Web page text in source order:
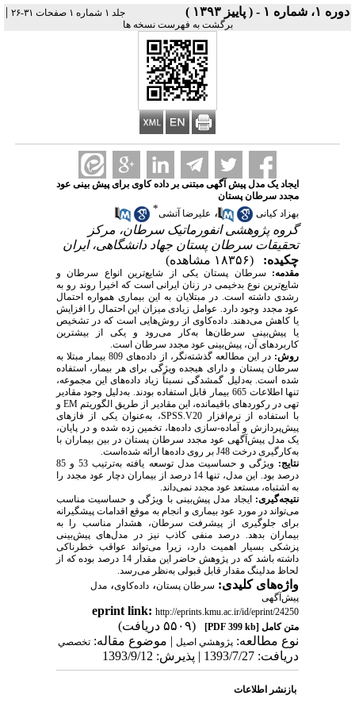
دوره ۱، شماره ۱ - ( پاییز ۱۳۹۳ ) جلد ۱ شماره ۱ صفحات ۳۱-۲۶ |
برگشت به فهرست نسخه ها
ایجاد یک مدل پیش­ آگهی مبتنی بر داده­ کاوی برای پیش­ بینی عود
مجدد سرطان پستان
بهزاد کیانی
، علیرضا آتشی*
گروه پژوهشی انفورماتیک سرطان، مرکز
تحقیقات سرطان پستان جهاد دانشگاهی، ایران
چکیده:
(۱۸۳۵۶ مشاهده)
مقدمه: سرطان پستان یکی از شایع‌ترین انواع سرطان و
شایع‌ترین نوع بدخیمی در زنان ایرانی است که اخیرا روند رو به
رشدی داشته است. در مبتلایان به این بیماری همواره احتمال
عود مجدد وجود دارد. عوامل زیادی میزان این احتمال را افزایش
یا کاهش می‌دهند. داده‌کاوی از روش‌هایی است که در تشخیص
یا پیش‌بینی سرطان‌ها به‌کار می‌رود و یکی از بیشترین
کاربردهای آن، پیش‌بینی عود مجدد سرطان است.
روش:
در این مطالعه گذشته‌نگر، از داده‌های 809 بیمار مبتلا به
سرطان پستان و دارای هیجده ویژگی برای هر بیمار، استفاده
شده است. به‌دلیل گمشدگی نسبتاً زیاد داده‌های این مجموعه،
تنها اطلاعات 665 بیمار قابل استفاده بودند. به‌دلیل وجود مقادیر
تهی در رکوردهای باقیمانده، این مقادیر از طریق الگوریتم EM و
با استفاده از نرم‌افزار SPSS.V20، به‌عنوان یکی از فازهای
پیش‌پردازش و آماده-سازی داده‌ها، تخمین زده شده و در پایان،
یک مدل پیش‌آگهی عود مجدد سرطان پستان در بین بیماران با
به‌کارگیری درخت J48 بر روی داده‌ها ارائه شده‌است.
نتایج:
ویژگی و حساسیت مدل توسعه یافته به‌ترتیب 53 و 85
درصد بود. این مدل، تنها 14 درصد از بیماران دچار عود مجدد را
به اشتباه، مستعد عود مجدد نمی‌داند.
نتیجه‌گیری:ایجاد مدل پیش‌بینی با ویژگی و حساسیت مناسب
می‌تواند در مورد عود بیماری و انجام به موقع اقدامات پیشگیرانه
برای جلوگیری از پیشرفت سرطان، هشدار مناسب را به
بیماران بدهد. درصد منفی کاذب نیز در مدل‌های پیش‌بینی
پزشکی بسیار اهمیت دارد، زیرا می‌تواند عواقب خطرناکی
داشته باشد که در پژوهش حاضر این مقدار 14 درصد بوده که از
لحاظ مدلینگ مقدار قابل قبولی به‌نظر می‌رسد.
واژه‌های کلیدی: سرطان پستان، داده‌کاوی، مدل
پیش‌آگهی
eprint link:http://eprints.kmu.ac.ir/id/eprint/24250
متن کامل [PDF 399 kb]
(۵۵۰۹ دریافت)
نوع مطالعه: پژوهشي اصیل | موضوع مقاله: تخصصي
دریافت: 1393/7/27 | پذیرش: 1393/9/12
بازنشر اطلاعات